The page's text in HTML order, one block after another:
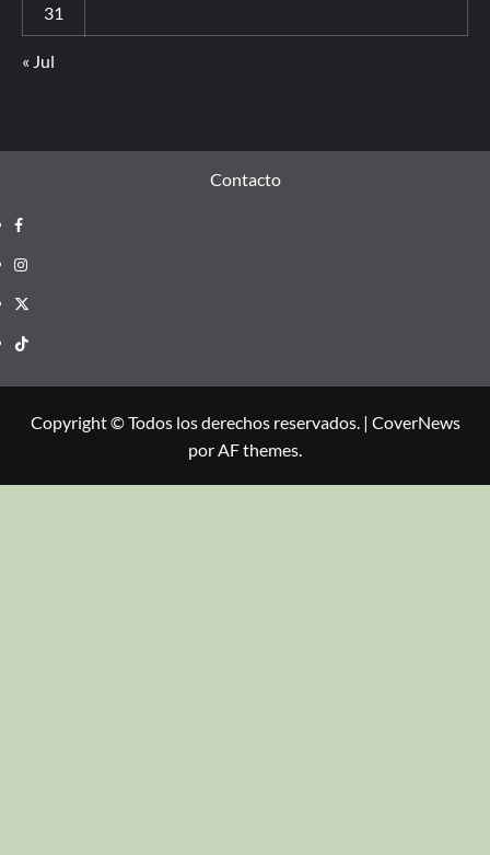
31
« Jul
Contacto
Copyright © Todos los derechos reservados. | CoverNews
por AF themes.